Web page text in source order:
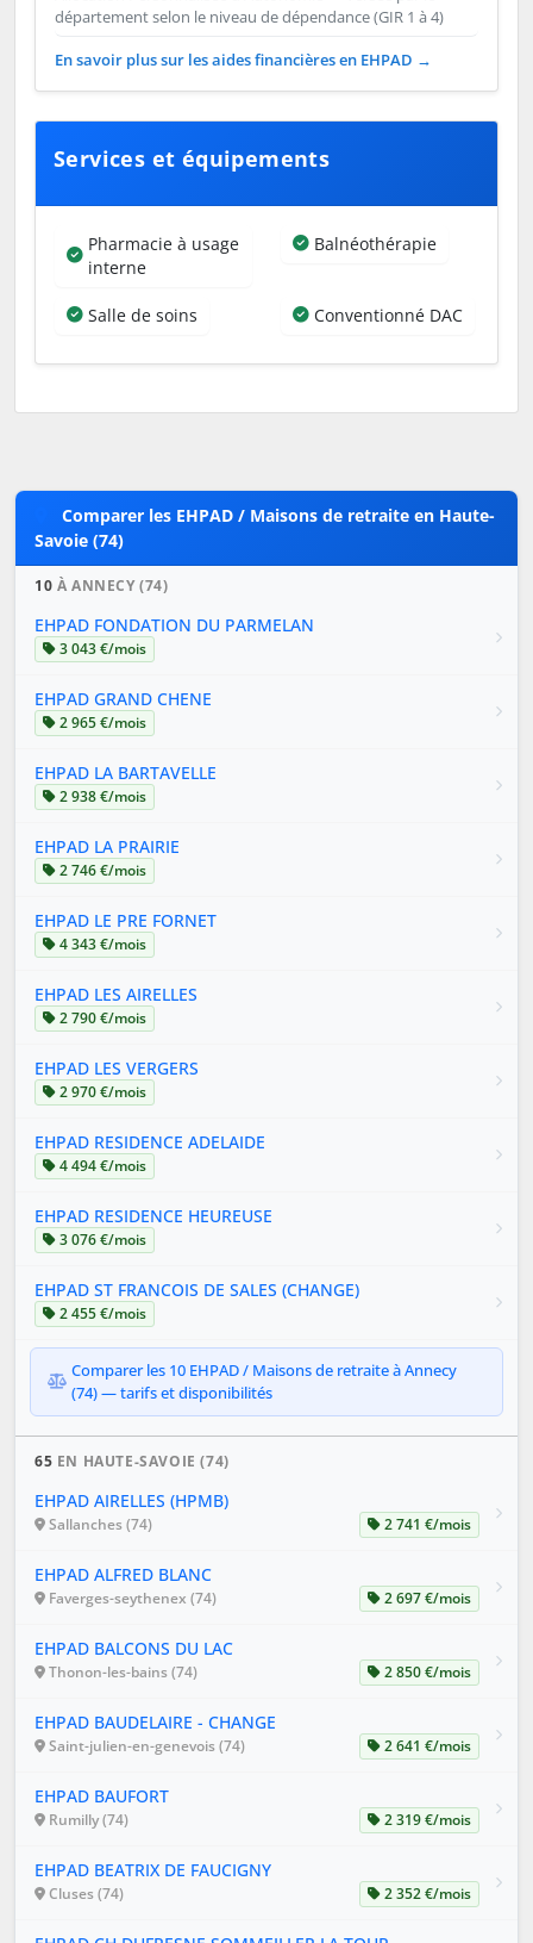
département selon le niveau de dépendance (GIR 1 à 4)
En savoir plus sur les aides financières en EHPAD →
Services et équipements
Pharmacie à usage
interne
Balnéothérapie
Salle de soins Conventionné DAC
Comparer les EHPAD / Maisons de retraite en Haute-
Savoie (74)
10 À ANNECY (74)
EHPAD FONDATION DU PARMELAN
3 043 €/mois
EHPAD GRAND CHENE
2 965 €/mois
EHPAD LA BARTAVELLE
2 938 €/mois
EHPAD LA PRAIRIE
2 746 €/mois
EHPAD LE PRE FORNET
4 343 €/mois
EHPAD LES AIRELLES
2 790 €/mois
EHPAD LES VERGERS
2 970 €/mois
EHPAD RESIDENCE ADELAIDE
4 494 €/mois
EHPAD RESIDENCE HEUREUSE
3 076 €/mois
EHPAD ST FRANCOIS DE SALES (CHANGE)
2 455 €/mois
Comparer les 10 EHPAD / Maisons de retraite à Annecy
(74) — tarifs et disponibilités
65 EN HAUTE-SAVOIE (74)
EHPAD AIRELLES (HPMB)
Sallanches (74) 2 741 €/mois
EHPAD ALFRED BLANC
Faverges-seythenex (74) 2 697 €/mois
EHPAD BALCONS DU LAC
Thonon-les-bains (74) 2 850 €/mois
EHPAD BAUDELAIRE - CHANGE
Saint-julien-en-genevois (74) 2 641 €/mois
EHPAD BAUFORT
Rumilly (74) 2 319 €/mois
EHPAD BEATRIX DE FAUCIGNY
Cluses (74) 2 352 €/mois